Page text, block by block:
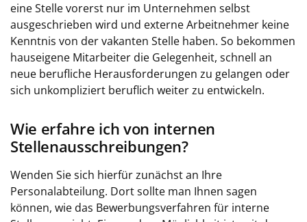
eine Stelle vorerst nur im Unternehmen selbst
ausgeschrieben wird und externe Arbeitnehmer keine
Kenntnis von der vakanten Stelle haben. So bekommen
hauseigene Mitarbeiter die Gelegenheit, schnell an
neue berufliche Herausforderungen zu gelangen oder
sich unkompliziert beruflich weiter zu entwickeln.
Wie erfahre ich von internen
Stellenausschreibungen?
Wenden Sie sich hierfür zunächst an Ihre
Personalabteilung. Dort sollte man Ihnen sagen
können, wie das Bewerbungsverfahren für interne